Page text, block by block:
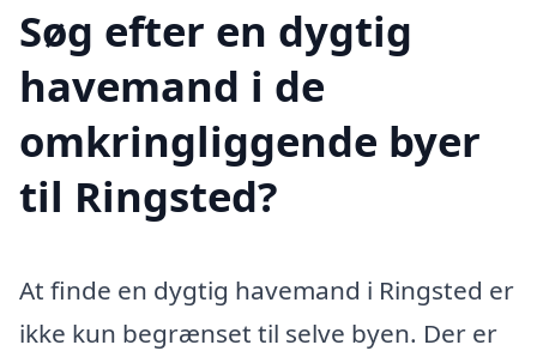
Søg efter en dygtig
havemand i de
omkringliggende byer
til Ringsted?
At finde en dygtig havemand i Ringsted er
ikke kun begrænset til selve byen. Der er